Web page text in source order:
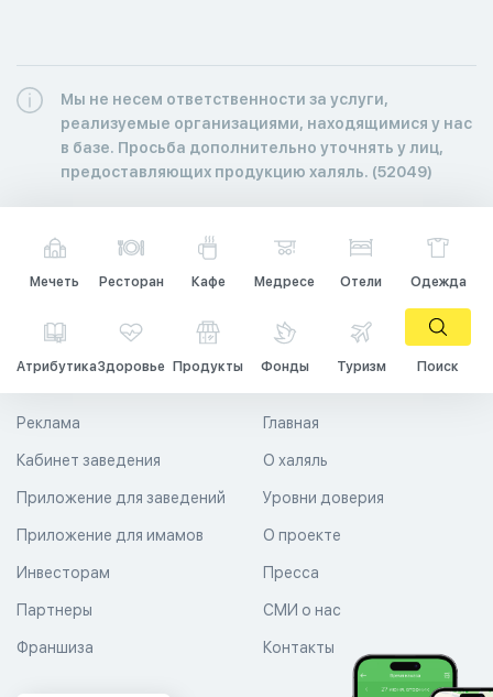
Мы не несем ответственности за услуги,
реализуемые организациями, находящимися у нас
в базе. Просьба дополнительно уточнять у лиц,
предоставляющих продукцию халяль. (52049)
Мечеть Ресторан Кафе Медресе Отели Одежда
АтрибутикаЗдоровье Продукты Фонды Туризм Поиск
Главная
О халяль
Уровни доверия
Реклама
Кабинет заведения
Приложение для заведений
Приложение для имамов О проекте
Пресса
СМИ о нас
Контакты
Инвесторам
Партнеры
Франшиза